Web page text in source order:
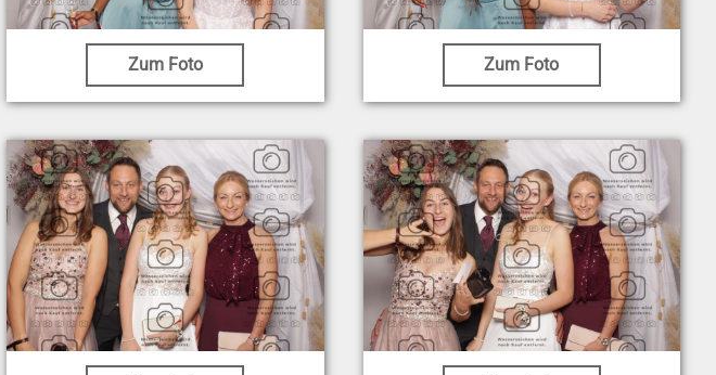
Zum Foto Zum Foto